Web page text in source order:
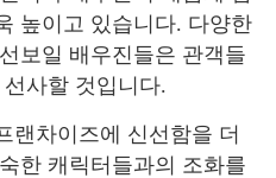
높이고 있습니다. 다양한
보일 배우진들은 관객들
사할 것입니다.
랜차이즈에 신선함을 더
한 캐릭터들과의 조화를